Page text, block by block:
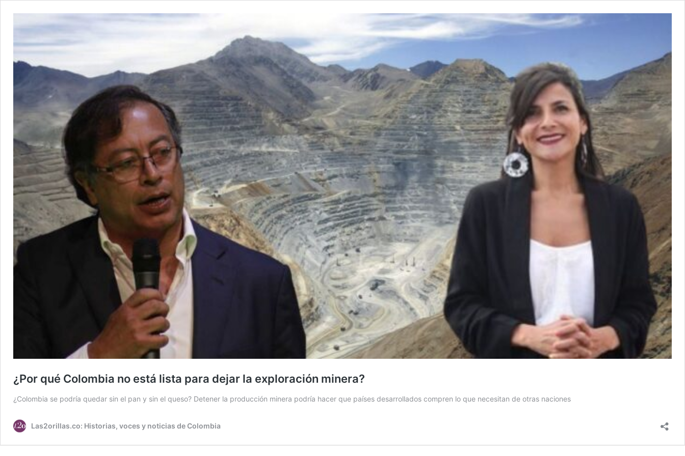
¿Por qué Colombia no está lista para dejar la exploración minera?
¿Colombia se podría quedar sin el pan y sin el queso? Detener la producción minera podría hacer que países desarrollados compren lo que necesitan de otras naciones
Las2orillas.co: Historias, voces y noticias de Colombia